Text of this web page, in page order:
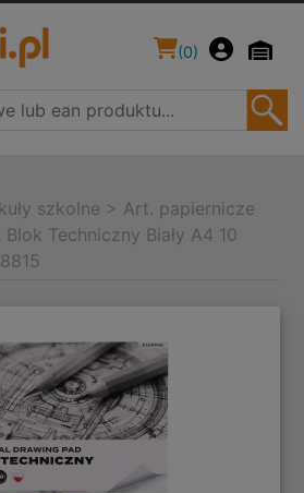
(0)
szkolne > Art. papiernicze
Techniczny Biały A4 10